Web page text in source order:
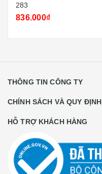
283
836.000₫
THÔNG TIN CÔNG TY
CHÍNH SÁCH VÀ QUY ĐỊNH
HỖ TRỢ KHÁCH HÀNG